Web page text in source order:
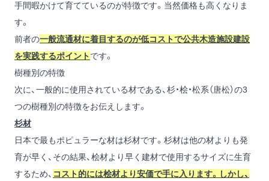
手間暇かけて育てているのが特徴です。当然価格も高くなりま
す。
前者の一般流通材に着目するのが低コストで公共木造施設建設
を実践するポイントです。
樹種別の特徴
次に、一般的に使用されている材である、杉・桧・松系（唐松）の3
つの樹種別の特徴をお伝えします。
杉材
日本で最もポピュラーな材は杉材です。杉材は他の材よりも発
育が早く、その結果、桧材より早く建材で使用するサイズに生育
するため、 コスト的には桧材より安価で手に入ります。しかし、